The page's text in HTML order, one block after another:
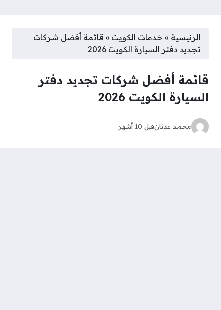
الرئيسية » خدمات الكويت » قائمة أفضل شركات
تجديد دفتر السيارة الكويت 2026
قائمة أفضل شركات تجديد دفتر
السيارة الكويت 2026
محمد عدنانقبل 10 أشهر